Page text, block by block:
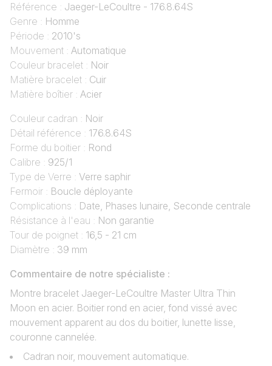
Référence : Jaeger-LeCoultre - 176.8.64S
Genre : Homme
Période : 2010's
Mouvement : Automatique
Couleur bracelet : Noir
Matière bracelet : Cuir
Matière boîtier : Acier
Couleur cadran : Noir
Détail référence : 176.8.64S
Forme du boitier : Rond
Calibre : 925/1
Type de Verre : Verre saphir
Fermoir : Boucle déployante
Complications : Date, Phases lunaire, Seconde centrale
Résistance à l'eau : Non garantie
Tour de poignet : 16,5 - 21 cm
Diamètre : 39 mm
Commentaire de notre spécialiste :
Montre bracelet Jaeger-LeCoultre Master Ultra Thin
Moon en acier. Boitier rond en acier, fond vissé avec
mouvement apparent au dos du boitier, lunette lisse,
couronne cannelée.
Cadran noir, mouvement automatique.